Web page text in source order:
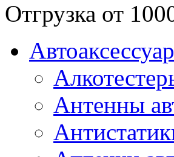
Отгрузка от
Антенны